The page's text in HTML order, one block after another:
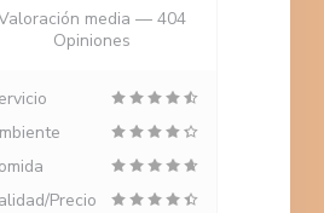
media —404
Opiniones
Precio